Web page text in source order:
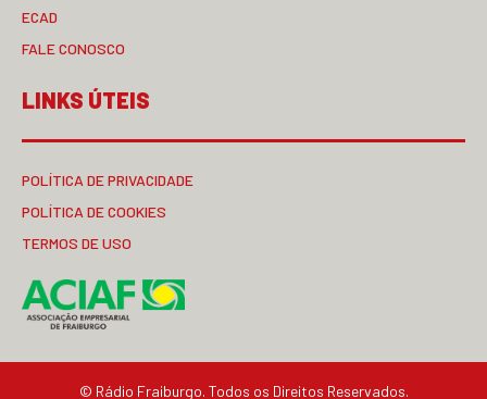
ECAD
FALE CONOSCO
LINKS ÚTEIS
POLÍTICA DE PRIVACIDADE
POLÍTICA DE COOKIES
TERMOS DE USO
© Rádio Fraiburgo. Todos os Direitos Reservados.